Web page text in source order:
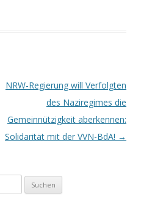
NRW-Regierung will Verfolgten
des Naziregimes die
Gemeinnützigkeit aberkennen:
Solidarität mit der VVN-BdA! →